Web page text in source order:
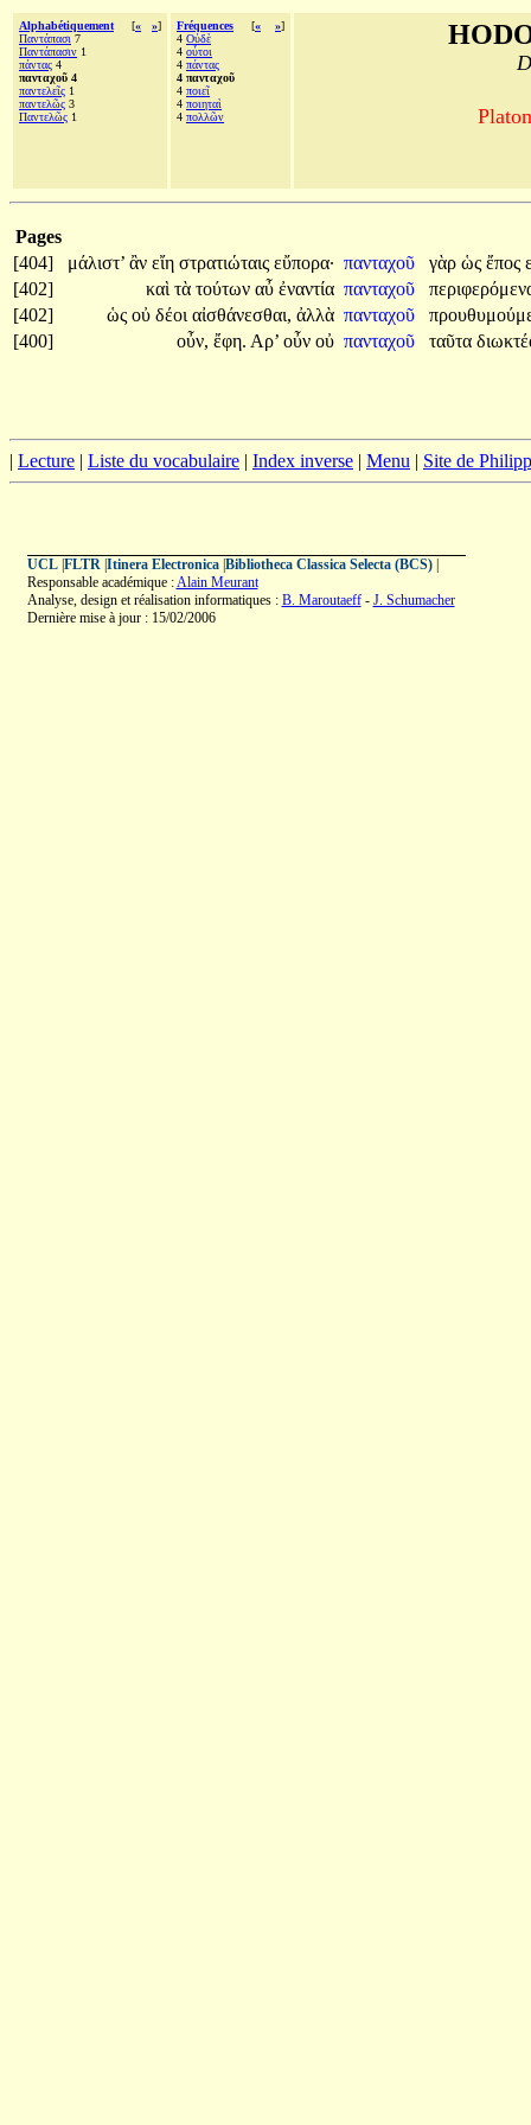
Alphabétiquement [« »]
Παντάπασι 7
Παντάπασιν 1
πάντας 4
πανταχοῦ 4
παντελεῖς 1
παντελῶς 3
Παντελῶς 1
Fréquences [« »]
4 Οὐδὲ
4 οὗτοι
4 πάντας
4 πανταχοῦ
4 ποιεῖ
4 ποιηταὶ
4 πολλῶν
Pages
[404]
μάλιστ’ ἂν εἴη στρατιώταις εὔπορα· πανταχοῦ γὰρ ὡς ἔπος
[402]
καὶ τὰ τούτων αὖ ἐναντία πανταχοῦ
[402]
ὡς οὐ δέοι αἰσθάνεσθαι, ἀλλὰ πανταχοῦ
[400]
οὖν, ἔφη. Αρ’ οὖν οὐ πανταχοῦ ταῦτα
| Lecture | Liste du vocabulaire | Index inverse | Menu | Site de
UCL| FLTR| Itinera Electronica| Bibliotheca Classica Selecta (BCS)|
Responsable académique :Alain Meurant
Analyse, design et réalisation informatiques : B. Maroutaeff- J. Schumacher
Dernière mise à jour : 15/02/2006